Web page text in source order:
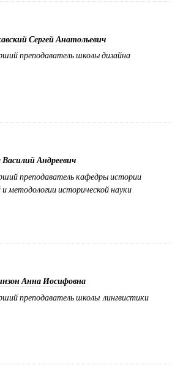
Сергей Анатольевич
преподаватель школы дизайна
Василий Андреевич
преподаватель кафедры истории
и методологии исторической науки
Анна Иосифовна
преподаватель школы лингвистики